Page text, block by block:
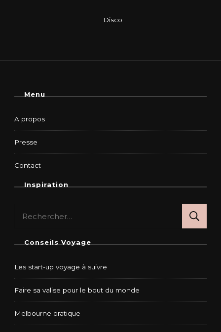
Menu
A propos
Presse
Contact
Inspiration
Conseils Voyage
Les start-up voyage à suivre
Faire sa valise pour le bout du monde
Melbourne pratique